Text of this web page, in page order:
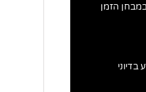
הזמן
בדיוני